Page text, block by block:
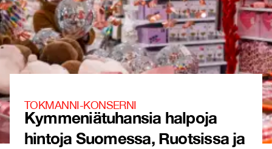
TOKMANNI-KONSERNI
Kymmeniätuhansia halpoja
hintoja Suomessa, Ruotsissa ja